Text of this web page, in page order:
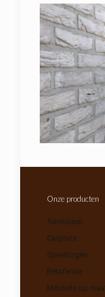
Onze producten
Tuinhuizen
Carports
Speeltuigen
Betafence
Meubels op